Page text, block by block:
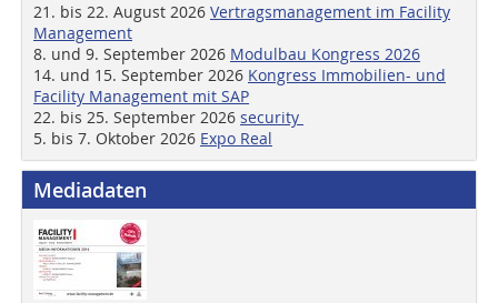
21. bis 22. August 2026 Vertragsmanagement im Facility
Management
8. und 9. September 2026 Modulbau Kongress 2026
14. und 15. September 2026 Kongress Immobilien- und
Facility Management mit SAP
22. bis 25. September 2026 security
5. bis 7. Oktober 2026 Expo Real
Mediadaten